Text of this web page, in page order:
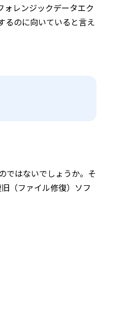
レンジックデータエク
るのに向いていると言え
ではないでしょうか。そ
（ファイル修復）ソフ